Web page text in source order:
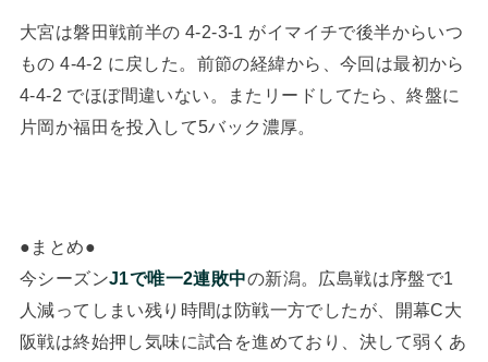
大宮は磐田戦前半の 4-2-3-1 がイマイチで後半からいつ
もの 4-4-2 に戻した。前節の経緯から、今回は最初から
4-4-2 でほぼ間違いない。またリードしてたら、終盤に
片岡か福田を投入して5バック濃厚。
●まとめ●
今シーズンJ1で唯一2連敗中の新潟。広島戦は序盤で1
人減ってしまい残り時間は防戦一方でしたが、開幕C大
阪戦は終始押し気味に試合を進めており、決して弱くあ